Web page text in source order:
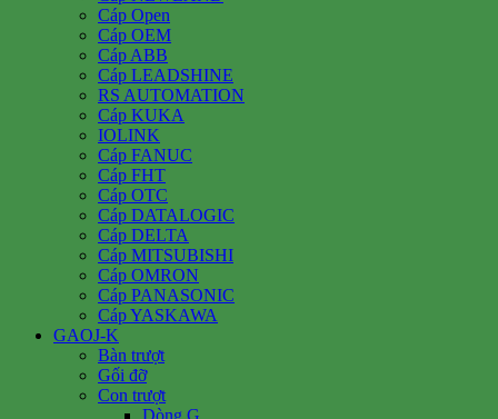
Cáp Open
Cáp OEM
Cáp ABB
Cáp LEADSHINE
RS AUTOMATION
Cáp KUKA
IOLINK
Cáp FANUC
Cáp FHT
Cáp OTC
Cáp DATALOGIC
Cáp DELTA
Cáp MITSUBISHI
Cáp OMRON
Cáp PANASONIC
Cáp YASKAWA
GAOJ-K
Bàn trượt
Gối đỡ
Con trượt
Dòng G